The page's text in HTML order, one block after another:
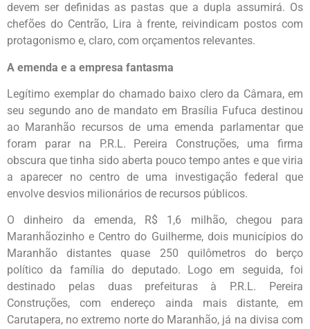
devem ser definidas as pastas que a dupla assumirá. Os
chefões do Centrão, Lira à frente, reivindicam postos com
protagonismo e, claro, com orçamentos relevantes.
A emenda e a empresa fantasma
Legítimo exemplar do chamado baixo clero da Câmara, em
seu segundo ano de mandato em Brasília Fufuca destinou
ao Maranhão recursos de uma emenda parlamentar que
foram parar na P.R.L. Pereira Construções, uma firma
obscura que tinha sido aberta pouco tempo antes e que viria
a aparecer no centro de uma investigação federal que
envolve desvios milionários de recursos públicos.
O dinheiro da emenda, R$ 1,6 milhão, chegou para
Maranhãozinho e Centro do Guilherme, dois municípios do
Maranhão distantes quase 250 quilômetros do berço
político da família do deputado. Logo em seguida, foi
destinado pelas duas prefeituras à P.R.L. Pereira
Construções, com endereço ainda mais distante, em
Carutapera, no extremo norte do Maranhão, já na divisa com